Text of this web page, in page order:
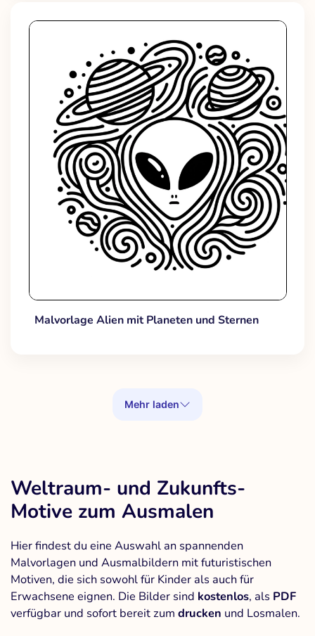
Malvorlage Alien mit Planeten und Sternen
Mehr laden
Weltraum- und Zukunfts-
Motive zum Ausmalen
Hier findest du eine Auswahl an spannenden
Malvorlagen und Ausmalbildern mit futuristischen
Motiven, die sich sowohl für Kinder als auch für
Erwachsene eignen. Die Bilder sind kostenlos, als PDF
verfügbar und sofort bereit zum drucken und Losmalen.